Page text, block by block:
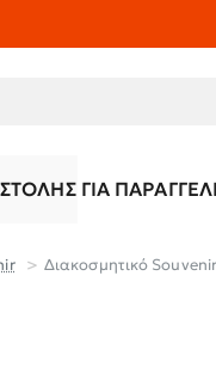
ΓΙΑ
Διακοσμητικό